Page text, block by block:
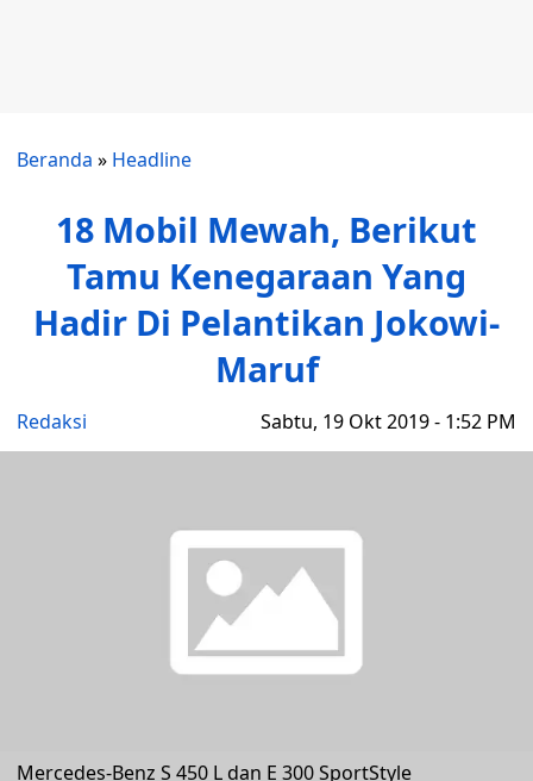
Beranda » Headline
18 Mobil Mewah, Berikut
Tamu Kenegaraan Yang
Hadir Di Pelantikan Jokowi-
Maruf
Redaksi Sabtu, 19 Okt 2019 - 1:52 PM
Mercedes-Benz S 450 L dan E 300 SportStyle